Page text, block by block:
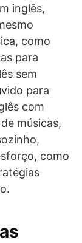
inglês,
como
para
sem
para
com
músicas,
como